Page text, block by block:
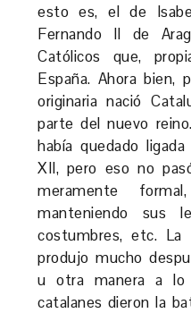
esto es, el de
Fernando II de
Católicos que,
España. Ahora bien,
originaria nació
parte del nuevo
había quedado
XII, pero eso no
meramente
manteniendo sus
costumbres, etc. La
produjo mucho
u otra manera a lo
catalanes dieron la